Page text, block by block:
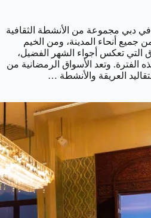
دبي مجموعة من الأنشطة الثقافية
جميع أنحاء المدينة، ومن الخيم
التي تعكس أجواء الشهر الفضيل،
الفترة. وتعد الأسواق الرمضانية من
العريقة والأنشطة …